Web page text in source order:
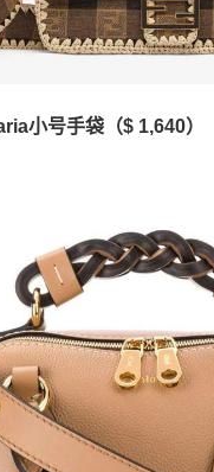
小号手袋（$ 1,640）